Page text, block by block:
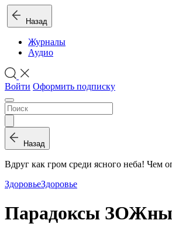
Назад
Журналы
Аудио
Войти Оформить подписку
Назад
Вдруг как гром среди ясного неба! Чем
ЗдоровьеЗдоровье
Парадоксы